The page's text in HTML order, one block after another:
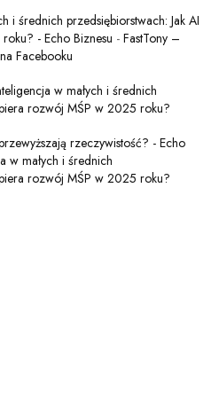
i średnich przedsiębiorstwach: Jak AI
- Echo Biznesu - FastTony –
Facebooku
w małych i średnich
rozwój MŚP w 2025 roku?
rzeczywistość? - Echo
w małych i średnich
rozwój MŚP w 2025 roku?